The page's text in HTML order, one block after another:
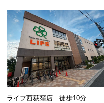
ライフ西荻窪店 徒歩10分